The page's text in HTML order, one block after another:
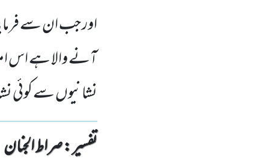
اور جب ان سے
آنے والا ہے اس
نشانیوں سے کوئی
تفسیر : ‎صراط الجنان